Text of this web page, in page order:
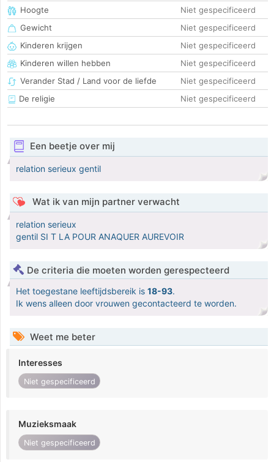
Hoogte
Niet gespecificeerd
Gewicht
Niet gespecificeerd
Kinderen krijgen
Niet gespecificeerd
Kinderen willen hebben
Niet gespecificeerd
Verander Stad / Land voor de liefde
Niet gespecificeerd
De religie
Niet gespecificeerd
Een beetje over mij
relation serieux gentil
Wat ik van mijn partner verwacht
relation serieux
gentil SI T LA POUR ANAQUER AUREVOIR
De criteria die moeten worden gerespecteerd
Het toegestane leeftijdsbereik is 18-93.
Ik wens alleen door vrouwen gecontacteerd te worden.
Weet me beter
Interesses
Niet gespecificeerd
Muzieksmaak
Niet gespecificeerd